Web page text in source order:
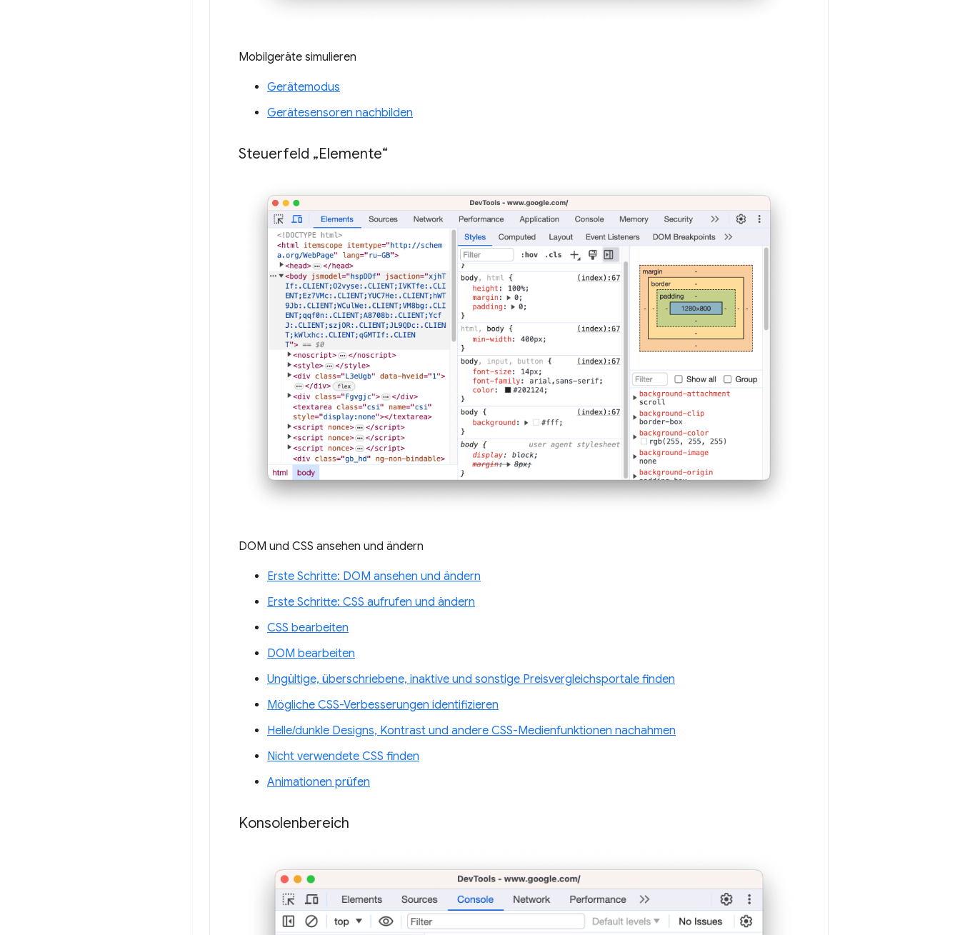
Mobilgeräte simulieren
Gerätemodus
Gerätesensoren nachbilden
Steuerfeld „Elemente“
DOM und CSS ansehen und ändern
Erste Schritte: DOM ansehen und ändern
Erste Schritte: CSS aufrufen und ändern
CSS bearbeiten
DOM bearbeiten
Ungültige, überschriebene, inaktive und sonstige Preisvergleichsportale finden
Mögliche CSS-Verbesserungen identifizieren
Helle/dunkle Designs, Kontrast und andere CSS-Medienfunktionen nachahmen
Nicht verwendete CSS finden
Animationen prüfen
Konsolenbereich